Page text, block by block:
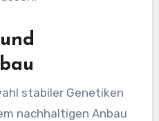
stabiler Genetiken
nachhaltigen Anbau